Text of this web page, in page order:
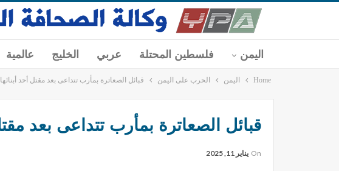
اليمن فلسطين المحتلة عربي الخليج عالمية
Home اليمن الحرب على اليمن قبائل الصعاترة بمأرب تتداعى بعد مقتل أحد
قبائل الصعاترة بمأرب تتداعى بعد
On يناير 11, 2025